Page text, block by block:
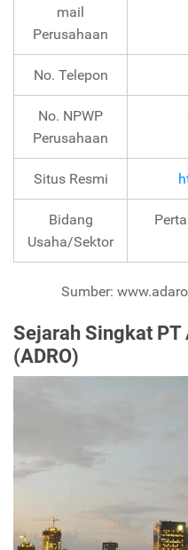
mail
Perusahaan
No. Telepon
No. NPWP
Perusahaan
Situs Resmi
Bidang
Usaha/Sektor
Sumber:
Sejarah Singkat PT
(ADRO)